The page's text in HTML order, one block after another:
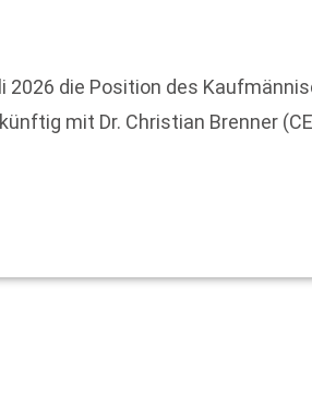
2026 die Position des
mit Dr. Christian Brenner